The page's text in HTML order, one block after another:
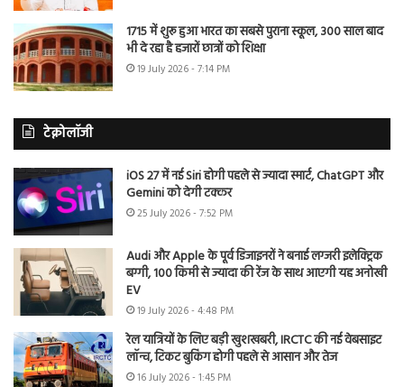
1715 में शुरू हुआ भारत का सबसे पुराना स्कूल, 300 साल बाद
भी दे रहा है हजारों छात्रों को शिक्षा
19 July 2026 - 7:14 PM
टेक्नोलॉजी
iOS 27 में नई Siri होगी पहले से ज्यादा स्मार्ट, ChatGPT और
Gemini को देगी टक्कर
25 July 2026 - 7:52 PM
Audi और Apple के पूर्व डिजाइनरों ने बनाई लग्जरी इलेक्ट्रिक
बग्गी, 100 किमी से ज्यादा की रेंज के साथ आएगी यह अनोखी
EV
19 July 2026 - 4:48 PM
रेल यात्रियों के लिए बड़ी खुशखबरी, IRCTC की नई वेबसाइट
लॉन्च, टिकट बुकिंग होगी पहले से आसान और तेज
16 July 2026 - 1:45 PM